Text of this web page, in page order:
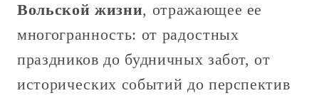
Вольской жизни, отражающее ее
многогранность: от радостных
праздников до будничных забот, от
исторических событий до перспектив